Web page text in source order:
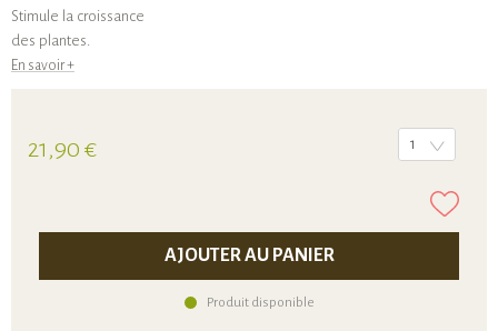
Stimule la croissance
des plantes.
En savoir +
21,90 € 1
AJOUTER AU PANIER
Produit disponible